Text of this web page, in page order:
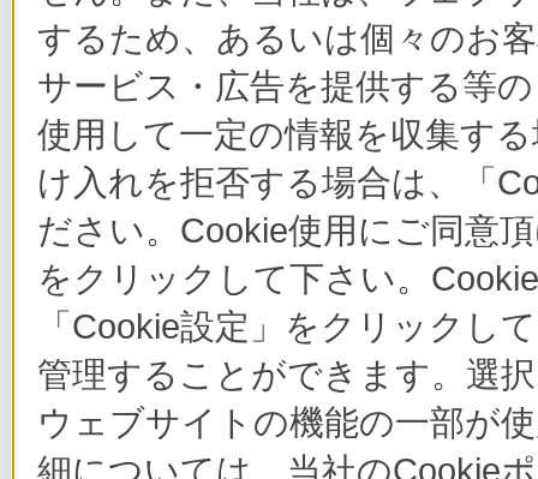
するため、あるいは個々のお
サービス・広告を提供する等
使用して一定の情報を収集す
け入れを拒否する場合は、「
ださい。Cookie使用にご同意
をクリックして下さい。
「Cookie設定」をクリックし
管理することができます。選
ウェブサイトの機能の一部が
細については、当社のCookie